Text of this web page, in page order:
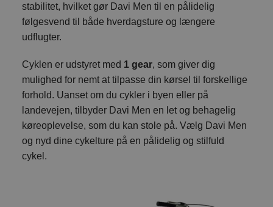
stabilitet, hvilket gør Davi Men til en pålidelig
følgesvend til både hverdagsture og længere
udflugter.
Cyklen er udstyret med 1 gear, som giver dig
mulighed for nemt at tilpasse din kørsel til forskellige
forhold. Uanset om du cykler i byen eller på
landevejen, tilbyder Davi Men en let og behagelig
køreoplevelse, som du kan stole på. Vælg Davi Men
og nyd dine cykelture på en pålidelig og stilfuld
cykel.